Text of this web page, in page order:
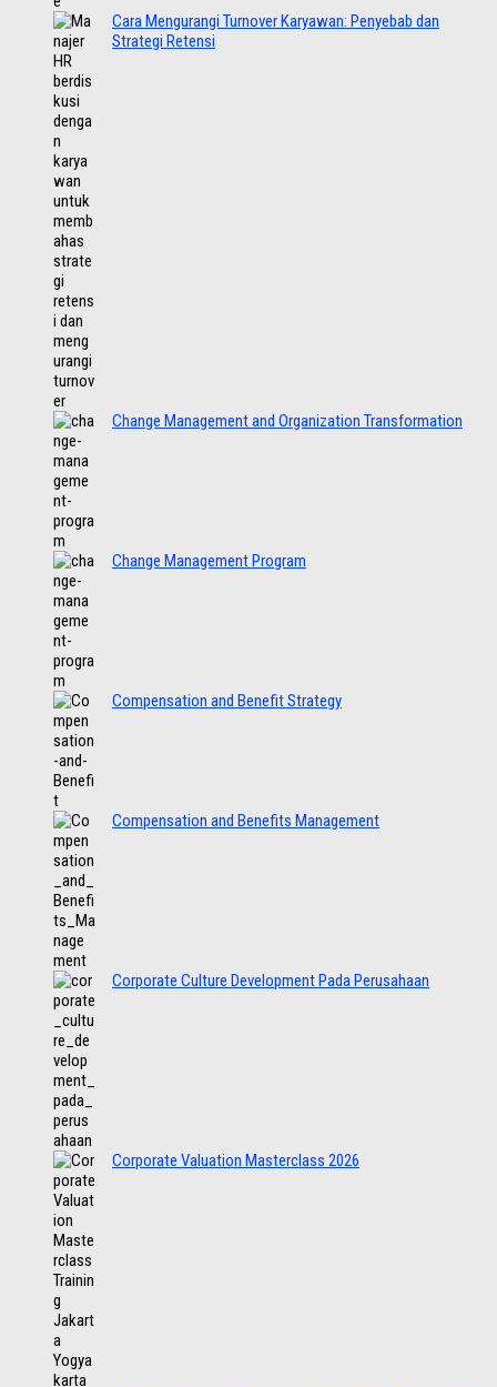
Cara Mengurangi Turnover Karyawan: Penyebab dan
Strategi Retensi
Change Management and Organization Transformation
Change Management Program
Compensation and Benefit Strategy
Compensation and Benefits Management
Corporate Culture Development Pada Perusahaan
Corporate Valuation Masterclass 2026